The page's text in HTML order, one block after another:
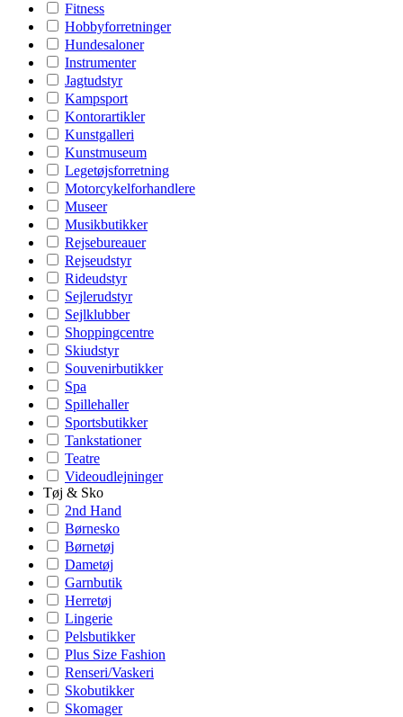
Fitness
Hobbyforretninger
Hundesaloner
Instrumenter
Jagtudstyr
Kampsport
Kontorartikler
Kunstgalleri
Kunstmuseum
Legetøjsforretning
Motorcykelforhandlere
Museer
Musikbutikker
Rejsebureauer
Rejseudstyr
Rideudstyr
Sejlerudstyr
Sejlklubber
Shoppingcentre
Skiudstyr
Souvenirbutikker
Spa
Spillehaller
Sportsbutikker
Tankstationer
Teatre
Videoudlejninger
Tøj & Sko
2nd Hand
Børnesko
Børnetøj
Dametøj
Garnbutik
Herretøj
Lingerie
Pelsbutikker
Plus Size Fashion
Renseri/Vaskeri
Skobutikker
Skomager